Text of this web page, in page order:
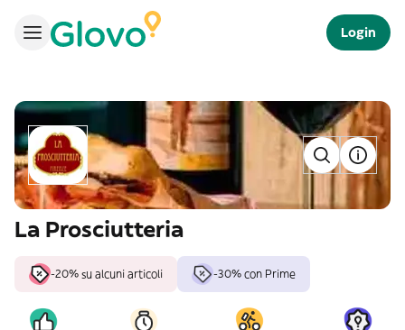
Login
La Prosciutteria
-20% su alcuni articoli -30% con Prime